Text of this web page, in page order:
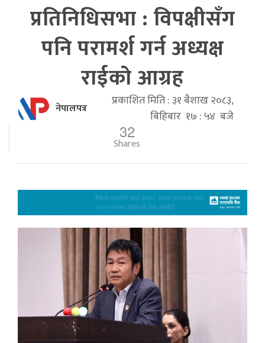
प्रतिनिधिसभा : विपक्षीसँग
पनि परामर्श गर्न अध्यक्ष
राईको आग्रह
नेपालपत्र
प्रकाशित मिति : ३१ बैशाख २०८३,
बिहिबार १७ : ५४ बजे
32
Shares